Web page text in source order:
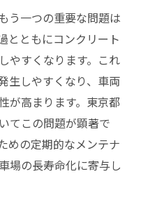
う一つの重要な問題は
とともにコンクリート
やすくなります。これ
生しやすくなり、車両
が高まります。東京都
てこの問題が顕著で
めの定期的なメンテナ
場の長寿命化に寄与し